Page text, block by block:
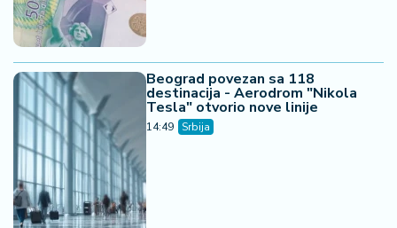
Beograd povezan sa 118
destinacija - Aerodrom "Nikola
Tesla" otvorio nove linije
14:49 Srbija